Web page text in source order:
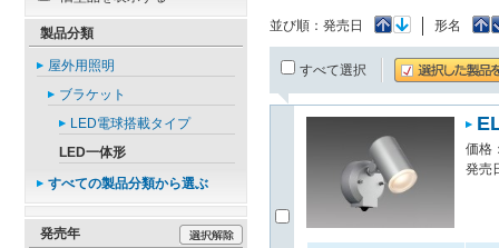
並び順： 発売日 形名
すべて選択
価格
発売
製品分類
屋外用照明
ブラケット
LED電球搭載タイプ
LED一体形
すべての製品分類から選ぶ
発売年